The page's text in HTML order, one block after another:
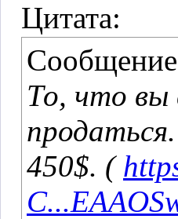
Цитата:
То, что вы
450$. (